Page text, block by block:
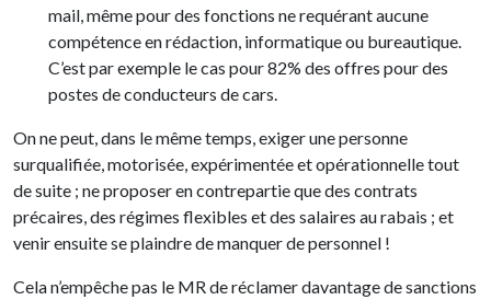
mail, même pour des fonctions ne requérant aucune
compétence en rédaction, informatique ou bureautique.
C’est par exemple le cas pour 82% des offres pour des
postes de conducteurs de cars.
On ne peut, dans le même temps, exiger une personne
surqualifiée, motorisée, expérimentée et opérationnelle tout
de suite ; ne proposer en contrepartie que des contrats
précaires, des régimes flexibles et des salaires au rabais ; et
venir ensuite se plaindre de manquer de personnel !
Cela n’empêche pas le MR de réclamer davantage de sanctions